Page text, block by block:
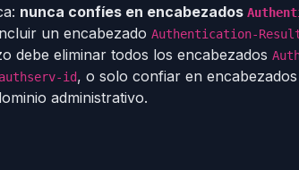
nunca confíes en encabezados
un encabezado Authentication-
debe eliminar todos los encabezados
authserv-id, o solo confiar en
administrativo.